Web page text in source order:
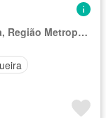
Região Geográfica Imediata de Curitiba, Região Metropolitana de Curitiba